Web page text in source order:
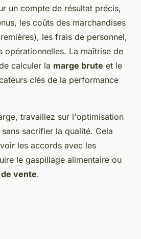
un compte de résultat précis,
les coûts des marchandises
les frais de personnel,
opérationnelles. La maîtrise de
calculer la marge brute et le
clés de la performance
travaillez sur l'optimisation
sacrifier la qualité. Cela
les accords avec les
le gaspillage alimentaire ou
vente.